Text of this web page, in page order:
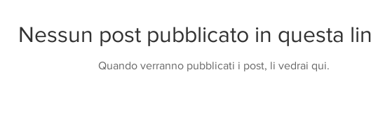
Nessun post pubblicato in questa
Quando verranno pubblicati i post, li vedrai qui.